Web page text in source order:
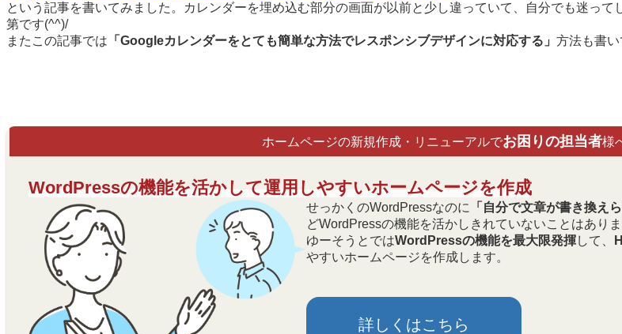
という記事を書いてみました。カレンダーを埋め込む部分の画面が以前と少し違っていて、自分でも迷っ
第です(^^)/
またこの記事では 「Googleカレンダーをとても簡単な方法でレスポンシブデザインに対応する」 方法も書い
ホームページの新規作成・リニューアルでお困りの担当者様
WordPressの機能を活かして運用しやすいホームページを作成
せっかくのWordPressなのに 「自分で文章が書き換え
どWordPressの機能を活かしきれていないことはあり
ゆーそうとではWordPressの機能を最大限発揮して、
やすいホームページを作成します。
詳しくはこちら